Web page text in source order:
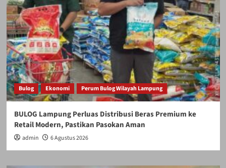
Bulog Ekonomi Perum Bulog Wilayah Lampung
BULOG Lampung Perluas Distribusi Beras Premium ke
Retail Modern, Pastikan Pasokan Aman
admin 6 Agustus 2026